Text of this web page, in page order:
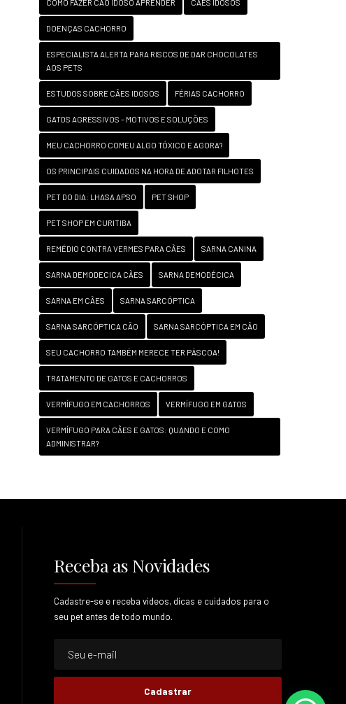
COMO FAZER CÃO IDOSO APRENDER CÃES IDOSOS
DOENÇAS CACHORRO
ESPECIALISTA ALERTA PARA RISCOS DE DAR CHOCOLATES
AOS PETS
ESTUDOS SOBRE CÃES IDOSOS FÉRIAS CACHORRO
GATOS AGRESSIVOS – MOTIVOS E SOLUÇÕES
MEU CACHORRO COMEU ALGO TÓXICO E AGORA?
OS PRINCIPAIS CUIDADOS NA HORA DE ADOTAR FILHOTES
PET DO DIA: LHASA APSO PET SHOP
PET SHOP EM CURITIBA
REMÉDIO CONTRA VERMES PARA CÃES SARNA CANINA
SARNA DEMODECICA CÃES SARNA DEMODÉCICA
SARNA EM CÃES SARNA SARCÓPTICA
SARNA SARCÓPTICA CÃO SARNA SARCÓPTICA EM CÃO
SEU CACHORRO TAMBÉM MERECE TER PÁSCOA!
TRATAMENTO DE GATOS E CACHORROS
VERMÍFUGO EM CACHORROS VERMÍFUGO EM GATOS
VERMÍFUGO PARA CÃES E GATOS: QUANDO E COMO
ADMINISTRAR?
Receba as Novidades
Cadastre-se e receba videos, dicas e cuidados para o
seu pet antes de todo mundo.